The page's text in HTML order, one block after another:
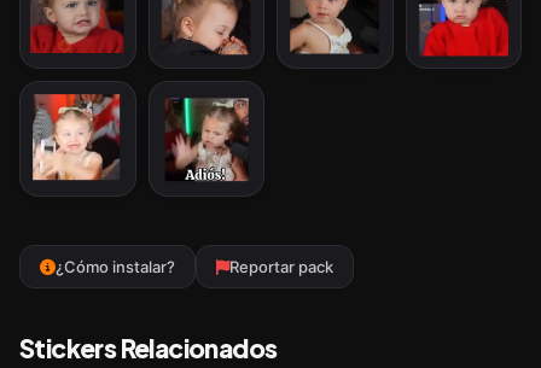
¿Cómo instalar? Reportar pack
Stickers Relacionados